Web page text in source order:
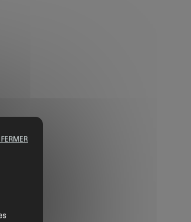
de salles